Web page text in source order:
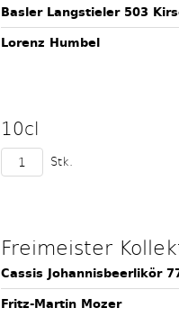
Basler Langstieler 503
Lorenz Humbel
10cl
Stk.
Freimeister
Cassis Johannisbeerlikör
Fritz-Martin Mozer